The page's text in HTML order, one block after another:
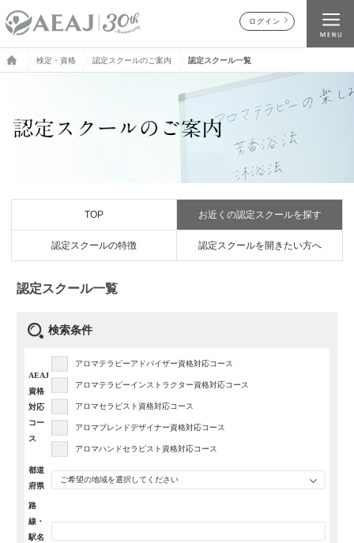
ログイン
検定・資格 認定スクールのご案内 認定スクール一覧
TOP お近くの認定スクールを探す
認定スクールの特徴 認定スクールを開きたい方へ
認定スクール一覧
検索条件
AEAJ
資格
対応
コー
ス
アロマテラピーアドバイザー資格対応コース
アロマテラピーインストラクター資格対応コース
アロマセラピスト資格対応コース
アロマブレンドデザイナー資格対応コース
アロマハンドセラピスト資格対応コース
都道
府県
ご希望の地域を選択してください
路
線・
駅名